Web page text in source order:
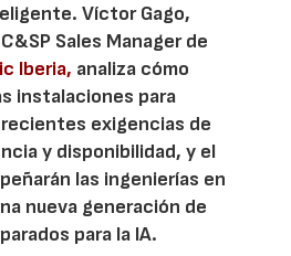
Víctor Gago,
Sales Manager de
Iberia, analiza cómo
instalaciones para
exigencias de
y disponibilidad, y el
las ingenierías en
nueva generación de
para la IA.